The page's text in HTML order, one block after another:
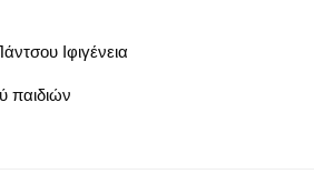
Ιφιγένεια
παιδιών